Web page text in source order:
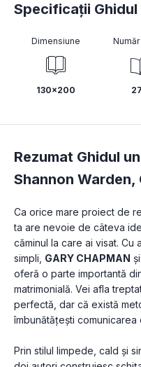
Specificații
Dimensiune
130x200
Rezumat Ghidul
Shannon Warden,
Ca orice mare proiect de
ta are nevoie de câteva
căminul la care ai visat. Cu
simpli, GARY CHAPMAN și
oferă o parte importantă
matrimonială. Vei afla
perfectă, dar că există
îmbunătățești comunicarea
Prin stilul limpede, cald și